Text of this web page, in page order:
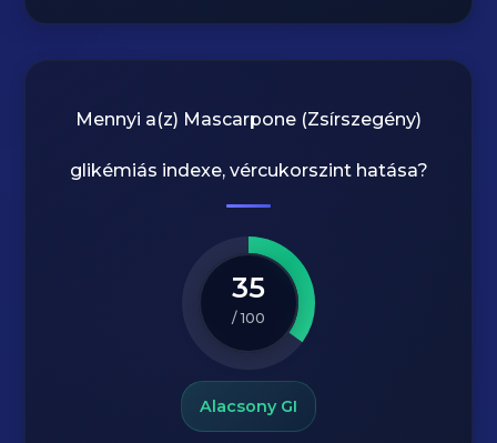
Mennyi a(z) Mascarpone (Zsírszegény)
glikémiás indexe, vércukorszint hatása?
35
/ 100
Alacsony GI